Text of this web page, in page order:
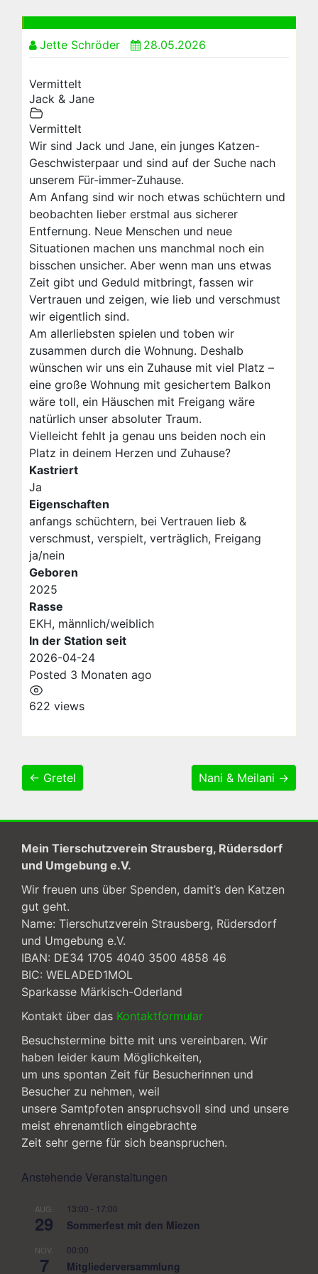
Jette Schröder 28.05.2026
Vermittelt
Jack & Jane
Vermittelt
Wir sind Jack und Jane, ein junges Katzen-
Geschwisterpaar und sind auf der Suche nach
unserem Für-immer-Zuhause.
Am Anfang sind wir noch etwas schüchtern und
beobachten lieber erstmal aus sicherer
Entfernung. Neue Menschen und neue
Situationen machen uns manchmal noch ein
bisschen unsicher. Aber wenn man uns etwas
Zeit gibt und Geduld mitbringt, fassen wir
Vertrauen und zeigen, wie lieb und verschmust
wir eigentlich sind.
Am allerliebsten spielen und toben wir
zusammen durch die Wohnung. Deshalb
wünschen wir uns ein Zuhause mit viel Platz –
eine große Wohnung mit gesichertem Balkon
wäre toll, ein Häuschen mit Freigang wäre
natürlich unser absoluter Traum.
Vielleicht fehlt ja genau uns beiden noch ein
Platz in deinem Herzen und Zuhause?
Kastriert
Ja
Eigenschaften
anfangs schüchtern, bei Vertrauen lieb &
verschmust, verspielt, verträglich, Freigang
ja/nein
Geboren
2025
Rasse
EKH, männlich/weiblich
In der Station seit
2026-04-24
Posted 3 Monaten ago
622 views
← Gretel Nani & Meilani →
Mein Tierschutzverein Strausberg, Rüdersdorf
und Umgebung e.V.
Wir freuen uns über Spenden, damit’s den Katzen
gut geht.
Name: Tierschutzverein Strausberg, Rüdersdorf
und Umgebung e.V.
IBAN: DE34 1705 4040 3500 4858 46
BIC: WELADED1MOL
Sparkasse Märkisch-Oderland
Kontakt über das Kontaktformular
Besuchstermine bitte mit uns vereinbaren. Wir
haben leider kaum Möglichkeiten,
um uns spontan Zeit für Besucherinnen und
Besucher zu nehmen, weil
unsere Samtpfoten anspruchsvoll sind und unsere
meist ehrenamtlich eingebrachte
Zeit sehr gerne für sich beanspruchen.
Anstehende Veranstaltungen
AUG.
29
13:00 - 17:00
Sommerfest mit den Miezen
NOV.
7
00:00
Mitgliederversammlung